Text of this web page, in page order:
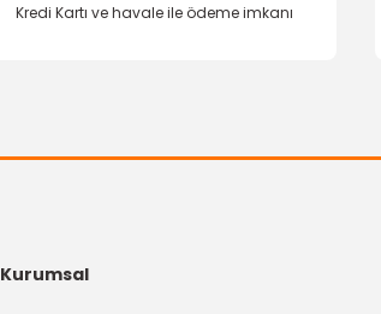
Kredi Kartı ve havale ile ödeme imkanı
Kurumsal